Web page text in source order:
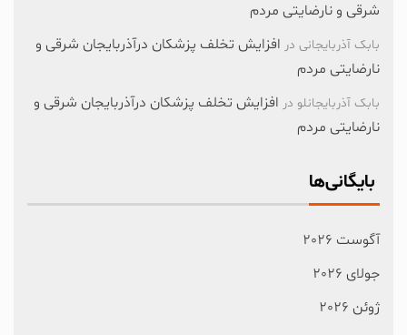
شرقی و نارضایتی مردم
بابک آذربایجانی در افزایش تخلف پزشکان درآذربایجان شرقی و
نارضایتی مردم
بابک آذربایجانلو در افزایش تخلف پزشکان درآذربایجان شرقی و
نارضایتی مردم
بایگانی‌ها
آگوست 2026
جولای 2026
ژوئن 2026